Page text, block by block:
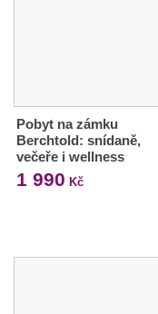
Pobyt na zámku
Berchtold: snídaně,
večeře i wellness
1 990 Kč